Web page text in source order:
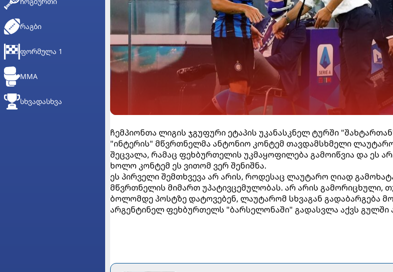
ᲠᲐᲒᲑᲘ
ᲤᲝᲠᲛᲣᲚᲐ 1
MMA
ᲡᲮᲕᲐᲓᲐᲡᲮᲕᲐ
ჩემპიონთა ლიგის ჯგუფური ეტაპის უკანასკნელ ტურში
"ინტერის" მწვრთნელმა ანტონიო კონტემ თავდამსხმელი
შეცვალა, რამაც ფეხბურთელის უკმაყოფილება გამოიწვია და ეს
ხოლო კონტემ ეს ვითომ ვერ შენიშნა.
ეს პირველი შემთხვევა არ არის, როდესაც ლაუტარო ღიად
მწვრთნელის მიმართ უპატივცემულობას. არ არის გამორიცხული,
ბოლომდე პოსტზე დატოვებენ, ლაუტარომ სხვაგან გადაბარგება
არგენტინელ ფეხბურთელს "ბარსელონაში" გადასვლა აქვს გულში